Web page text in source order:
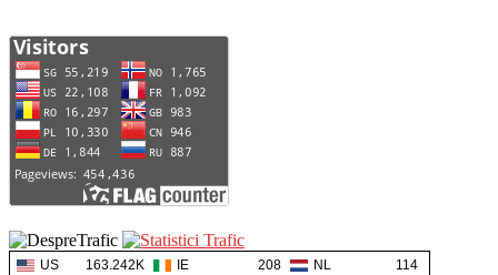
US 163.242K IE 208 NL
114